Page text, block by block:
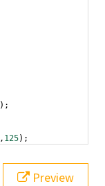
);
, 125);
bottom ,
Preview